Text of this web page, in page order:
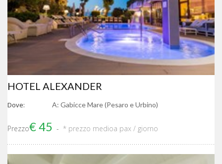
HOTEL ALEXANDER
Dove: A: Gabicce Mare (Pesaro e Urbino)
Prezzo€ 45 * prezzo medioa pax / giorno